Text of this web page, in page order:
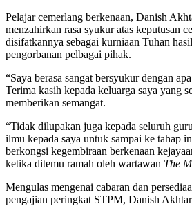
Pelajar cemerlang berkenaan, Danish
menzahirkan rasa syukur atas keputusan
disifatkannya sebagai kurniaan Tuhan
pengorbanan pelbagai pihak.
“Saya berasa sangat bersyukur dengan
Terima kasih kepada keluarga saya yang
memberikan semangat.
“Tidak dilupakan juga kepada seluruh
ilmu kepada saya untuk sampai ke tahap
berkongsi kegembiraan berkenaan
ketika ditemu ramah oleh wartawan The
Mengulas mengenai cabaran dan
pengajian peringkat STPM, Danish